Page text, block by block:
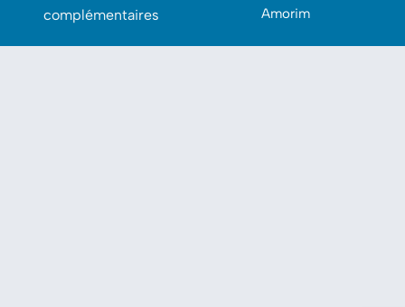
complémentaires
Amorim